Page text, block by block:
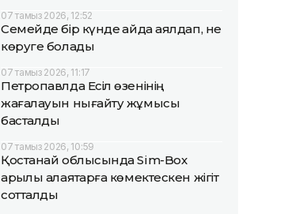
07 тамыз 2026, 12:52
Семейде бір күнде қайда аялдап, не
көруге болады
07 тамыз 2026, 11:17
Петропавлда Есіл өзенінің
жағалауын нығайту жұмысы
басталды
07 тамыз 2026, 10:59
Қостанай облысында Sim-Box
арқылы алаяқтарға көмектескен жігіт
сотталды